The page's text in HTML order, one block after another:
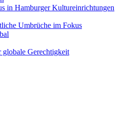
in Hamburger Kultureinrichtungen
Umbrüche im Fokus
globale Gerechtigkeit